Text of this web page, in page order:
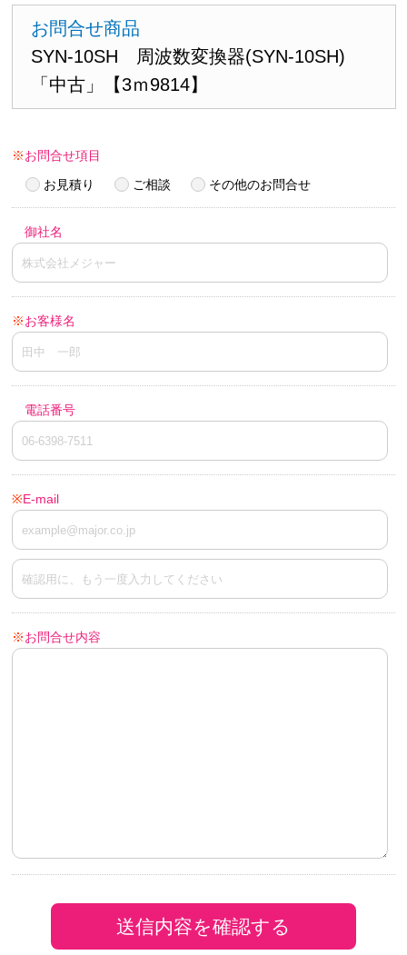
お問合せ商品
SYN-10SH 周波数変換器(SYN-10SH)
「中古」【3ｍ9814】
※お問合せ項目
お見積り
ご相談 その他のお問合せ
御社名
※お客様名
電話番号
※E-mail
※お問合せ内容
送信内容を確認する